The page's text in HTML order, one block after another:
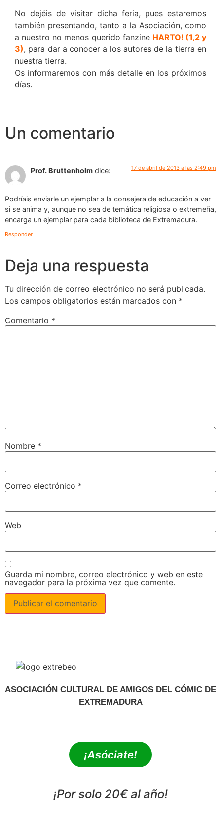
No dejéis de visitar dicha feria, pues estaremos
también presentando, tanto a la Asociación, como
a nuestro no menos querido fanzine HARTO! (1,2 y
3), para dar a conocer a los autores de la tierra en
nuestra tierra.
Os informaremos con más detalle en los próximos
días.
Un comentario
Prof. Bruttenholm dice: 17 de abril de 2013 a las 2:49 pm
Podríais enviarle un ejemplar a la consejera de educación a ver
si se anima y, aunque no sea de temática religiosa o extremeña,
encarga un ejemplar para cada biblioteca de Extremadura.
Responder
Deja una respuesta
Tu dirección de correo electrónico no será publicada.
Los campos obligatorios están marcados con *
Comentario *
Nombre *
Correo electrónico *
Web
Guarda mi nombre, correo electrónico y web en este
navegador para la próxima vez que comente.
ASOCIACIÓN CULTURAL DE AMIGOS DEL CÓMIC DE
EXTREMADURA
¡Asóciate!
¡Por solo 20€ al año!